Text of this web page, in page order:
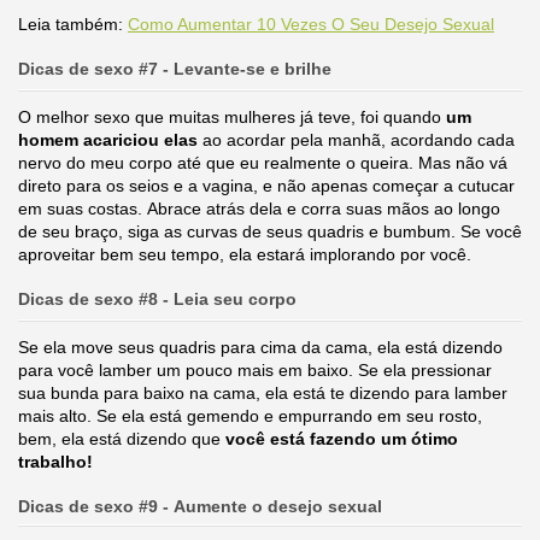
Leia também: Como Aumentar 10 Vezes O Seu Desejo Sexual
Dicas de sexo #7 - Levante-se e brilhe
O melhor sexo que muitas mulheres já teve, foi quando um
homem acariciou elasao acordar pela manhã, acordando cada
nervo do meu corpo até que eu realmente o queira. Mas não vá
direto para os seios e a vagina, e não apenas começar a cutucar
em suas costas. Abrace atrás dela e corra suas mãos ao longo
de seu braço, siga as curvas de seus quadris e bumbum. Se você
aproveitar bem seu tempo, ela estará implorando por você.
Dicas de sexo #8 - Leia seu corpo
Se ela move seus quadris para cima da cama, ela está dizendo
para você lamber um pouco mais em baixo. Se ela pressionar
sua bunda para baixo na cama, ela está te dizendo para lamber
mais alto. Se ela está gemendo e empurrando em seu rosto,
bem, ela está dizendo que você está fazendo um ótimo
trabalho!
Dicas de sexo #9 - Aumente o desejo sexual